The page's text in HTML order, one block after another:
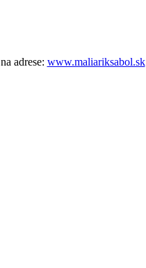
adrese: www.maliariksabol.sk